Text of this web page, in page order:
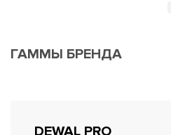
ГАММЫ БРЕНДА
DEWAL PRO